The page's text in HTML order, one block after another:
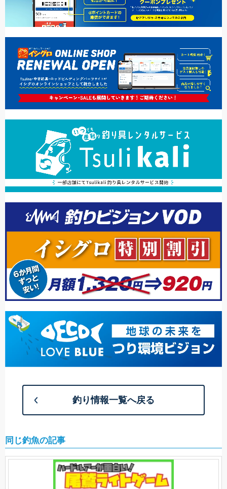
釣り情報一覧へ戻る
同じ釣魚の記事